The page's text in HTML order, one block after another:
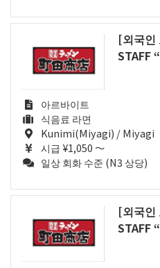
[외국인
STAFF
아르바이트
식음료 라면
Kunimi(Miyagi) / Miyagi
시급 ¥1,050 ～
일상 회화 수준 (N3 상당)
[외국인
STAFF